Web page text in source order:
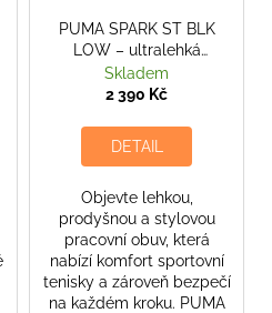
PUMA SPARK ST BLK
LOW – ultralehká
pracovní obuv
Skladem
2 390 Kč
DETAIL
Objevte lehkou,
prodyšnou a stylovou
pracovní obuv, která
nabízí komfort sportovní
tenisky a zároveň bezpečí
na každém kroku. PUMA